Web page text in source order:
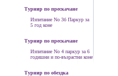
Турнир по прескачане
Изпитание No 3б Паркур за
5 год коне
Турнир по прескачане
Изпитание No 4 паркур за 6
годишни и по-възрастни коне
Турнир по обездка